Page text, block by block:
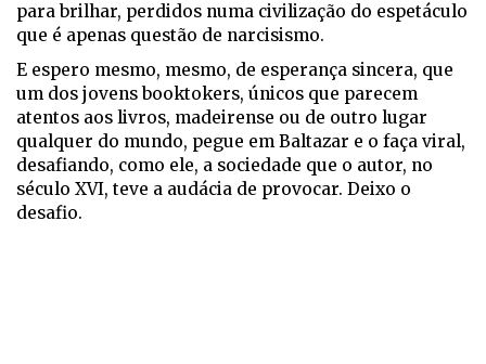
para brilhar, perdidos numa civilização do espetáculo
que é apenas questão de narcisismo.
E espero mesmo, mesmo, de esperança sincera, que
um dos jovens booktokers, únicos que parecem
atentos aos livros, madeirense ou de outro lugar
qualquer do mundo, pegue em Baltazar e o faça viral,
desafiando, como ele, a sociedade que o autor, no
século XVI, teve a audácia de provocar. Deixo o
desafio.